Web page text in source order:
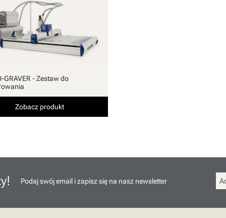
GRAVER - Zestaw do
Zobacz produkt
Podaj swój email i zapisz się na nasz newsletter